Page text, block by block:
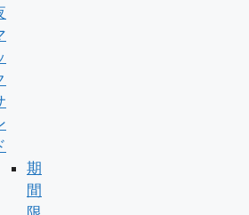
期
間